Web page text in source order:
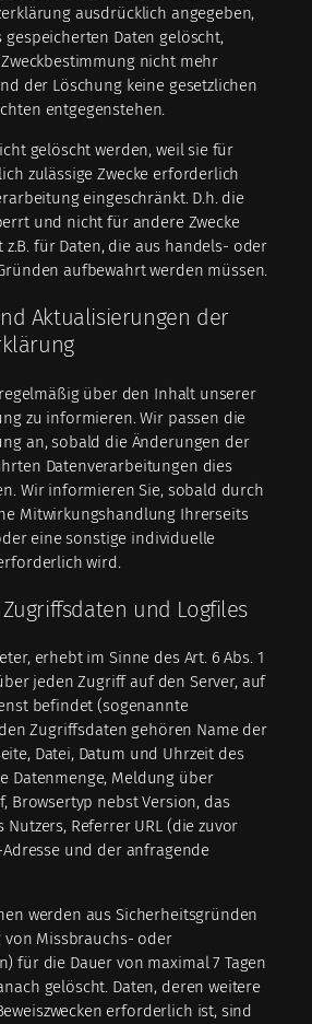
ausdrücklich angegeben,
Daten gelöscht,
nicht mehr
der Löschung keine gesetzlichen
entgegenstehen.
gelöscht werden, weil sie für
zulässige Zwecke erforderlich
eingeschränkt. D.h. die
und nicht für andere Zwecke
z.B. für Daten, die aus handels- oder
aufbewahrt werden müssen.
Aktualisierungen der
über den Inhalt unserer
zu informieren. Wir passen die
an, sobald die Änderungen der
Datenverarbeitungen dies
Wir informieren Sie, sobald durch
Mitwirkungshandlung Ihrerseits
eine sonstige individuelle
wird.
und Logfiles
erhebt im Sinne des Art. 6 Abs. 1
jeden Zugriff auf den Server, auf
befindet (sogenannte
Zugriffsdaten gehören Name der
Datei, Datum und Uhrzeit des
Datenmenge, Meldung über
Browsertyp nebst Version, das
Nutzers, Referrer URL (die zuvor
Adresse und der anfragende
werden aus Sicherheitsgründen
von Missbrauchs- oder
für die Dauer von maximal 7 Tagen
gelöscht. Daten, deren weitere
erforderlich ist, sind